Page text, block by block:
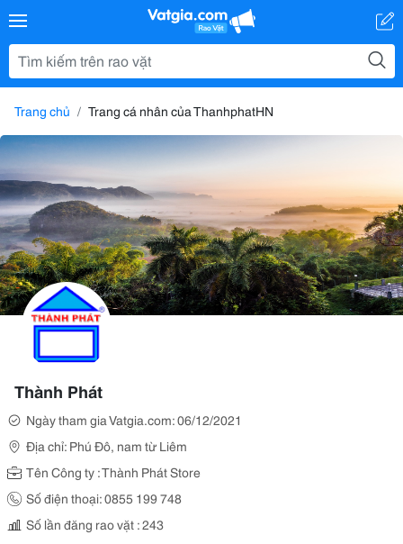
Trang chủ Trang cá nhân của ThanhphatHN
Thành Phát
Ngày tham gia Vatgia.com: 06/12/2021
Địa chỉ: Phú Đô, nam từ Liêm
Tên Công ty : Thành Phát Store
Số điện thoại: 0855 199 748
Số lần đăng rao vặt : 243